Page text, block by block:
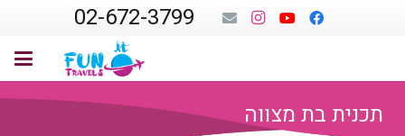
02-672-3799
תכנית בת מצווה